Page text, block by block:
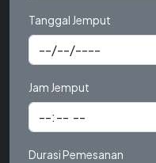
Tanggal Jemput
Jam Jemput
Durasi Pemesanan